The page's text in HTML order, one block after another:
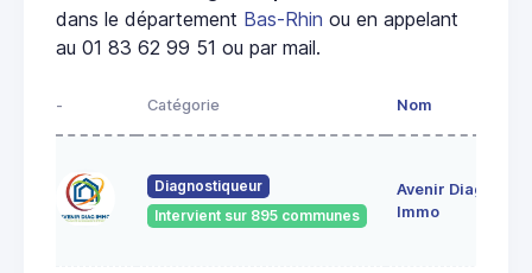
dans le département Bas-Rhin ou en appelant
au 01 83 62 99 51 ou par mail.
- Catégorie Nom
Diagnostiqueur
Intervient sur 895 communes
Avenir Diag
Immo